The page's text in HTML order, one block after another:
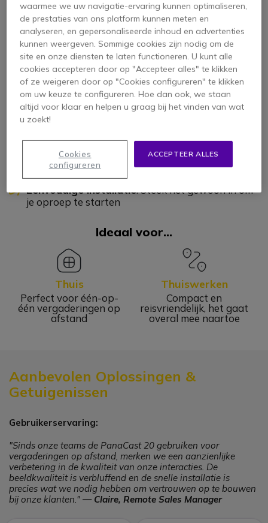
• Ultra draagbaar: Past in je tas, altijd klaar om
te gaan
Geavanceerde Beveiliging : Lokale verwerking
beschermt je gegevens
Voordelen voor Bedrijven:
Mobiliteit & Flexibiliteit
Gegarandeerde Vertrouwelijkheid: Beveiligd je
communicatie
Eenvoudige Installatie: Steek het gewoon in om
je oproep te starten
Ideaal voor...
Thuis
Perfect voor één-op-
één vergaderingen op
afstand
Thuiswerken
Compact en
reisvriendelijk, het gaat
overal mee naartoe
Aanbevolen Oplossingen &
Getuigenissen
Gebruikerservaring:
"Sinds onze teams de PanaCast 20 gebruiken voor
vergaderingen op afstand, merken we een aanzienlijke
verbetering in de kwaliteit van onze interacties. De
beeldkwaliteit is verbluffend en de snelle installatie is
precies wat we nodig hebben om vertrouwen op te bouwen
bij onze klanten." — Claire, Remote Sales Manager
waarmee we uw navigatie-ervaring kunnen optimaliseren,
de prestaties van ons platform kunnen meten en
analyseren, en gepersonaliseerde inhoud en advertenties
kunnen weergeven. Sommige cookies zijn nodig om de
site en onze diensten te laten functioneren. U kunt alle
cookies accepteren door op "Accepteer alles" te klikken
of ze weigeren door op "Cookies configureren" te klikken
om uw keuze te configureren. Hoe dan ook, we staan
altijd voor klaar en helpen u graag bij het vinden van wat
u zoekt!
ACCEPTEER ALLES
Cookies
configureren